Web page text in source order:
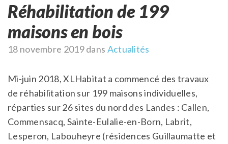
Réhabilitation de 199
maisons en bois
Publié
18 novembre 2019dans Actualités
Mi-juin 2018, XLHabitat a commencé des travaux
de réhabilitation sur 199 maisons individuelles,
réparties sur 26 sites du nord des Landes : Callen,
Commensacq, Sainte-Eulalie-en-Born, Labrit,
Lesperon, Labouheyre (résidences Guillaumatte et